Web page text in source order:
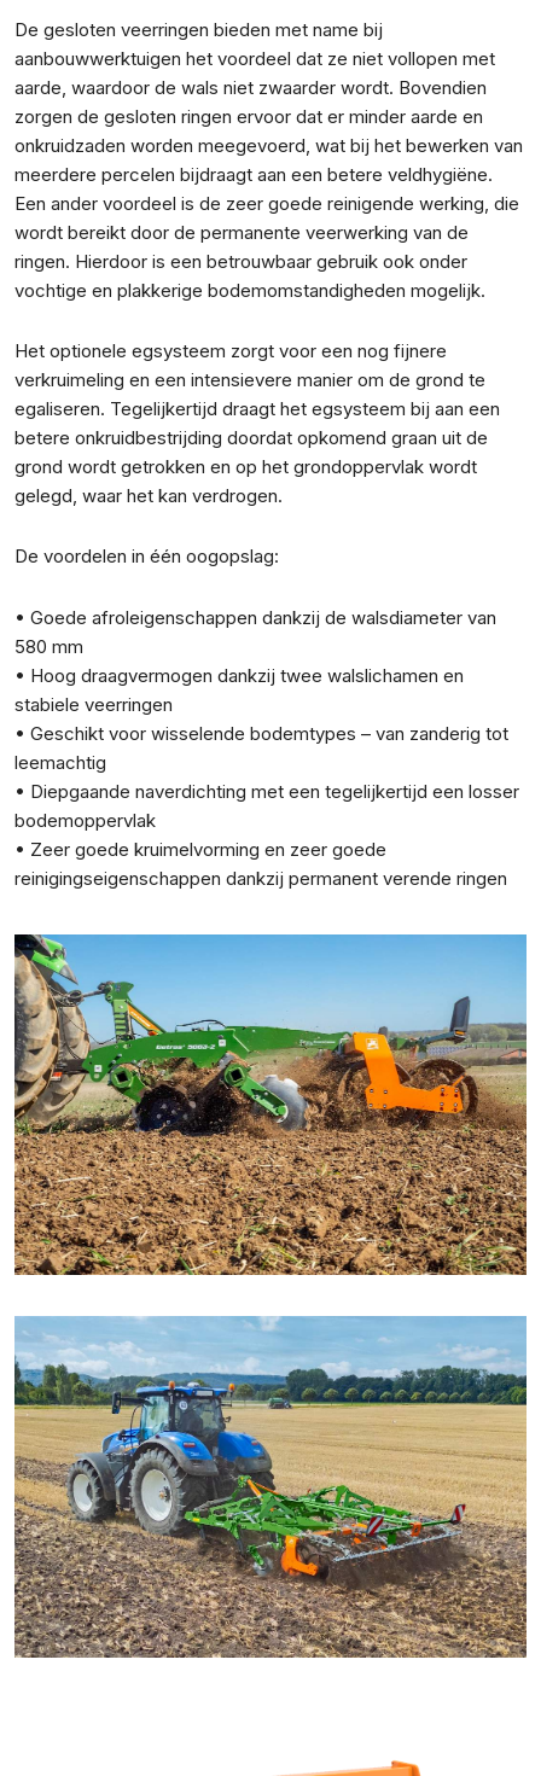
De gesloten veerringen bieden met name bij
aanbouwwerktuigen het voordeel dat ze niet vollopen met
aarde, waardoor de wals niet zwaarder wordt. Bovendien
zorgen de gesloten ringen ervoor dat er minder aarde en
onkruidzaden worden meegevoerd, wat bij het bewerken van
meerdere percelen bijdraagt aan een betere veldhygiëne.
Een ander voordeel is de zeer goede reinigende werking, die
wordt bereikt door de permanente veerwerking van de
ringen. Hierdoor is een betrouwbaar gebruik ook onder
vochtige en plakkerige bodemomstandigheden mogelijk.
Het optionele egsysteem zorgt voor een nog fijnere
verkruimeling en een intensievere manier om de grond te
egaliseren. Tegelijkertijd draagt het egsysteem bij aan een
betere onkruidbestrijding doordat opkomend graan uit de
grond wordt getrokken en op het grondoppervlak wordt
gelegd, waar het kan verdrogen.
De voordelen in één oogopslag:
• Goede afroleigenschappen dankzij de walsdiameter van
580 mm
• Hoog draagvermogen dankzij twee walslichamen en
stabiele veerringen
• Geschikt voor wisselende bodemtypes – van zanderig tot
leemachtig
• Diepgaande naverdichting met een tegelijkertijd een losser
bodemoppervlak
• Zeer goede kruimelvorming en zeer goede
reinigingseigenschappen dankzij permanent verende ringen